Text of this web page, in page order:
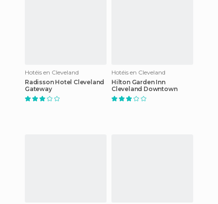
Hotéis en Cleveland
Radisson Hotel Cleveland
Gateway
Hotéis en Cleveland
Hilton Garden Inn
Cleveland Downtown